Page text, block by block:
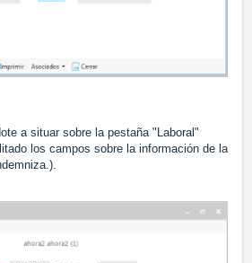
a situar sobre la pestaña "Laboral"
los campos sobre la información de la